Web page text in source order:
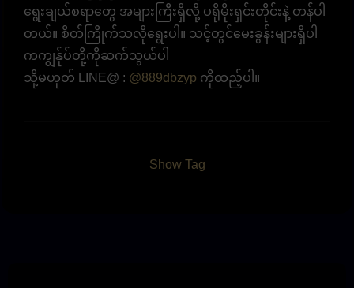
ရွေးချယ်စရာတွေ အများကြီးရှိလို့ ပရိုမိုးရှင်းတိုင်းနဲ့ တန်ပါ
တယ်။ စိတ်ကြိုက်သလိုရွေးပါ။ သင့်တွင်မေးခွန်းများရှိပါ
ကကျွန်ုပ်တို့ကိုဆက်သွယ်ပါ
သို့မဟုတ် LINE@ : @889dbzyp ကိုထည့်ပါ။
Show Tag